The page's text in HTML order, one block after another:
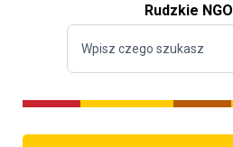
Rudzkie NGO